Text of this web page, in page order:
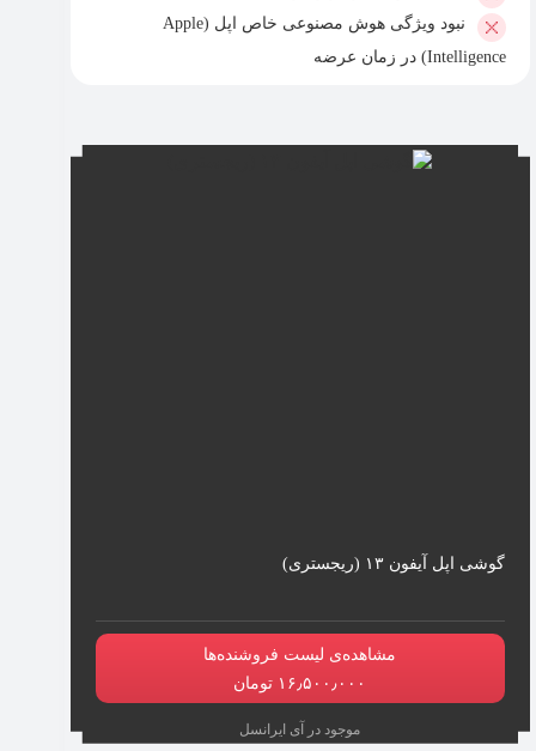
نبود ویژگی هوش مصنوعی خاص اپل (Apple
Intelligence) در زمان عرضه
گوشی اپل آیفون ۱۳ (ریجستری)
مشاهده‌ی لیست فروشنده‌ها
۱۶٫۵۰۰٫۰۰۰ تومان
موجود در آی ایرانسل